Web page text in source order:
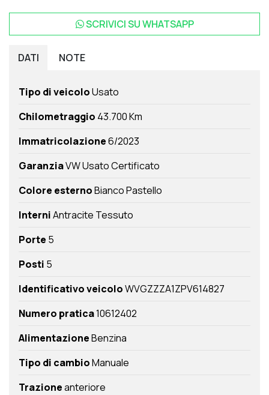
SCRIVICI SUWHATSAPP
DATI NOTE
Tipo di veicoloUsato
Chilometraggio 43.700 Km
Immatricolazione6/2023
GaranziaVW Usato Certificato
Colore esternoBianco Pastello
InterniAntracite Tessuto
Porte 5
Posti 5
Identificativo veicoloWVGZZZA1ZPV614827
Numero pratica10612402
AlimentazioneBenzina
Tipo di cambioManuale
Trazioneanteriore